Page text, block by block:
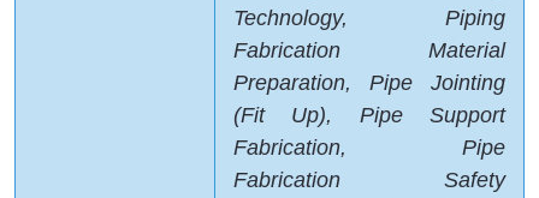
Technology, Piping
Fabrication Material
Preparation, Pipe Jointing
(Fit Up), Pipe Support
Fabrication, Pipe
Fabrication Safety